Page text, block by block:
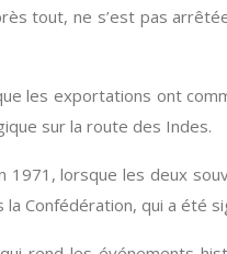
tout, ne s’est pas
les exportations ont
sur la route des Indes.
lorsque les deux
Confédération, qui a été